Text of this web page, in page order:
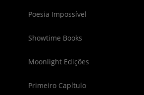
Poesia Impossível
Showtime Books
Moonlight Edições
Primeiro Capítulo